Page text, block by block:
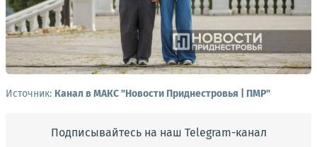
Источник: Канал в МАКС "Новости Приднестровья | ПМР"
Подписывайтесь на наш Telegram-канал